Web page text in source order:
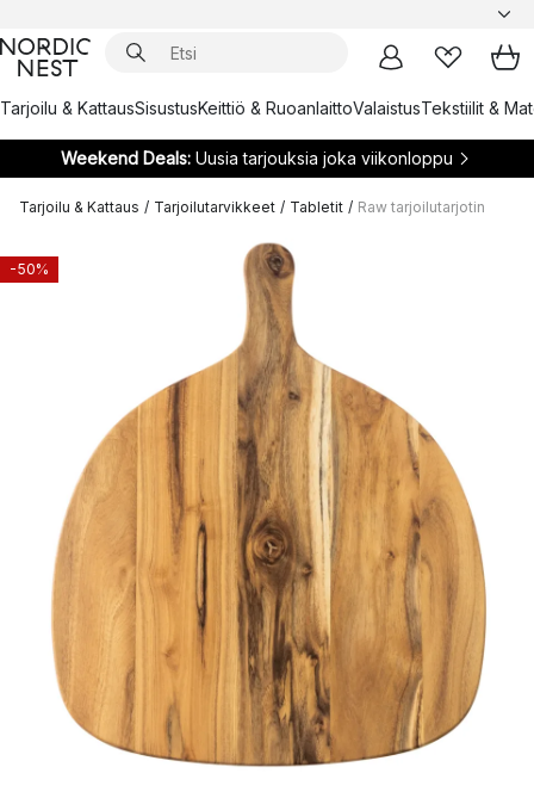
Tarjoilu & KattausSisustusKeittiö & RuoanlaittoValaistusTekstiilit &
Weekend Deals:Uusia tarjouksia joka viikonloppu
Tarjoilu & Kattaus / Tarjoilutarvikkeet / Tabletit / Raw tarjoilutarjotin
-50%